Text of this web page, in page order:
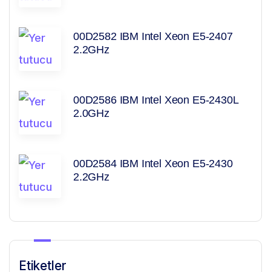
00D2582 IBM Intel Xeon E5-2407
2.2GHz
00D2586 IBM Intel Xeon E5-2430L
2.0GHz
00D2584 IBM Intel Xeon E5-2430
2.2GHz
Etiketler